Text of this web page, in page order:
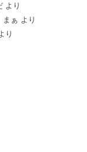
より
ぁ より
り